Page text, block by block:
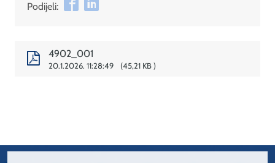
Podijeli:
4902_001
20.1.2026. 11:28:49 45,21 KB